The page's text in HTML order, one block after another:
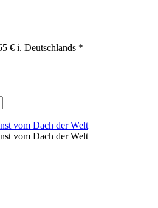
€ i. Deutschlands *